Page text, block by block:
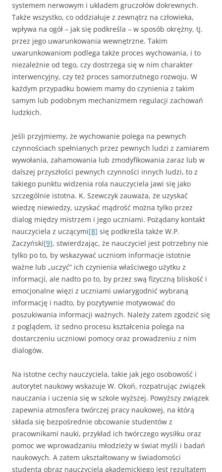
systemem nerwowym i układem gruczołów dokrewnych.
Także wszystko, co oddziałuje z zewnątrz na człowieka,
wpływa na ogół – jak się podkreśla – w sposób okrężny, tj.
przez jego uwarunkowania we­wnętrzne. Takim
uwarunkowaniom podlega także proces wychowania, i to
niezależnie od tego, czy dostrzega się w nim charakter
interwencyj­ny, czy też proces samorzutnego rozwoju. W
każdym przypadku bo­wiem mamy do czynienia z takim
samym lub podobnym mechanizmem regulacji zachowań
ludzkich.
Jeśli przyjmiemy, że wychowanie polega na pewnych
czynnościach spełnianych przez pewnych ludzi z zamiarem
wywołania, zahamowania lub zmodyfikowania zaraz lub w
dalszej przyszłości pewnych czynności innych ludzi, to z
takiego punktu widzenia rola nauczyciela jawi się jako
szczególnie istotna. K. Szewczyk zauważa, że uzyskać
wiedzę niewiedzy, uzyskać mądrość można tylko przez
dialog między mistrzem i jego uczniami. Pożądany kontakt
nauczyciela z uczącymi[8] się podkreśla także W.P.
Zaczyński[9], stwierdzając, że nauczyciel jest potrzebny nie
tylko po to, by wskazywać uczniom informacje istotnie
ważne lub „uczyć” ich czynienia właściwego użytku z
informacji, ale nadto po to, by przez swą fizyczną bliskość i
emocjonalne więzi z uczniami uwiarygodnić wybraną
informację i nadto, by pozytywnie motywować do
poszukiwania informacji ważnych. Należy zatem zgodzić się
z poglądem, iż sedno procesu kształcenia polega na
dostarczeniu uczniowi pomocy oraz prowadzeniu z nim
dialogów.
Na istotne cechy nauczyciela, takie jak jego osobowość i
autorytet naukowy wskazuje W. Okoń, rozpatrując związek
nauczania i uczenia się w szkole wyższej. Powyższy związek
zapewnia atmosfera twórczej pracy naukowej, na którą
składa się bezpośrednie obcowanie studentów z
pracownikami nauki, przykład ich twórczego wysiłku oraz
pomoc we wprowadzaniu młodzieży w świat myśli i badań
naukowych. A zatem ukształtowany w świadomości
studenta obraz nauczyciela akademickiego jest rezultatem